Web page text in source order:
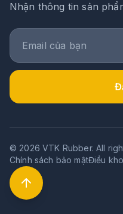
Nhận thông tin sản
© 2026 VTK Rubber. All
Chính sách bảo mậtĐiều